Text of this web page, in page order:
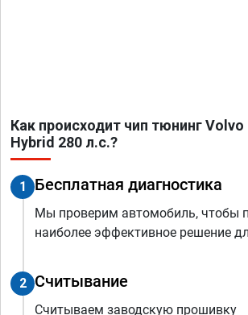
Как происходит чип тюнинг Volvo
Hybrid 280 л.с.?
1 Бесплатная диагностика
Мы проверим автомобиль, чтобы
наиболее эффективное решение
2 Считывание
Считываем заводскую прошивку